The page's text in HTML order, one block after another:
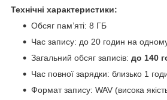
Технічні характеристики:
Обсяг пам’яті: 8 ГБ
Час запису: до 20 годин на
Загальний обсяг записів: до 140
Час повної зарядки: близько 1
Формат запису: WAV (висока